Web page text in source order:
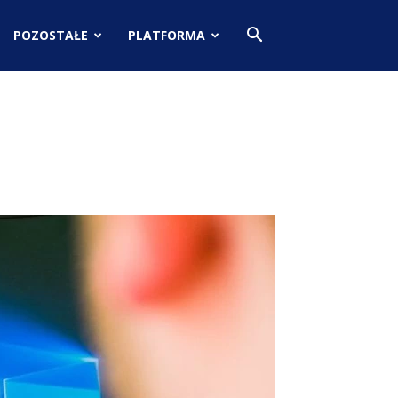
POZOSTAŁE PLATFORMA